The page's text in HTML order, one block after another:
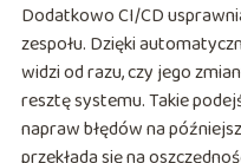
Dodatkowo CI/CD
zespołu. Dzięki
widzi od razu, czy jego
resztę systemu. Takie
napraw błędów na